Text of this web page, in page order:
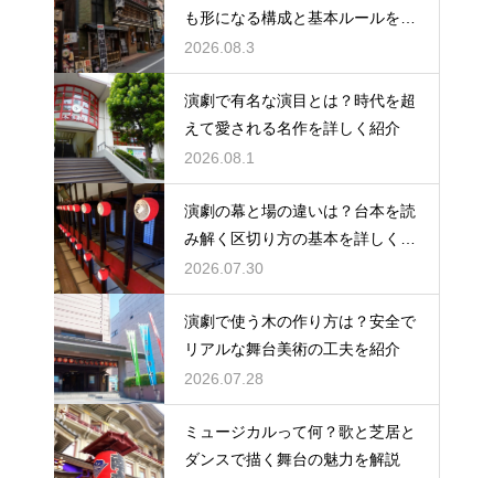
も形になる構成と基本ルールを解
説
2026.08.3
演劇で有名な演目とは？時代を超
えて愛される名作を詳しく紹介
2026.08.1
演劇の幕と場の違いは？台本を読
み解く区切り方の基本を詳しく解
説
2026.07.30
演劇で使う木の作り方は？安全で
リアルな舞台美術の工夫を紹介
2026.07.28
ミュージカルって何？歌と芝居と
ダンスで描く舞台の魅力を解説